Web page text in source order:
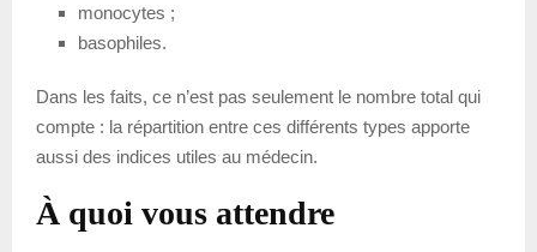
monocytes ;
basophiles.
Dans les faits, ce n’est pas seulement le nombre total qui
compte : la répartition entre ces différents types apporte
aussi des indices utiles au médecin.
À quoi vous attendre